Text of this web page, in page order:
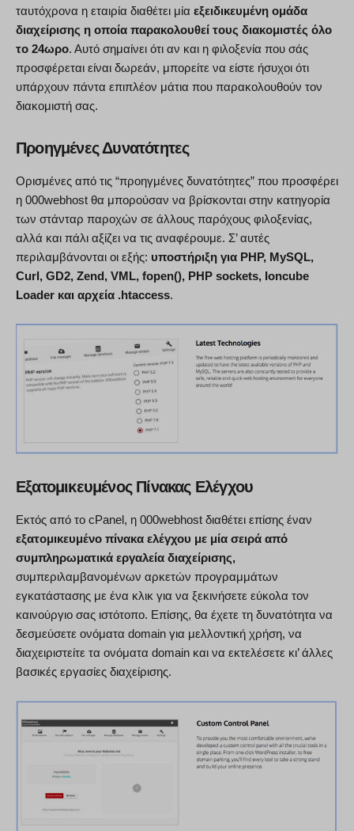
ταυτόχρονα η εταιρία διαθέτει μία εξειδικευμένη ομάδα
διαχείρισης η οποία παρακολουθεί τους διακομιστές όλο
το 24ωρο. Αυτό σημαίνει ότι αν και η φιλοξενία που σάς
προσφέρεται είναι δωρεάν, μπορείτε να είστε ήσυχοι ότι
υπάρχουν πάντα επιπλέον μάτια που παρακολουθούν τον
διακομιστή σας.
Προηγμένες Δυνατότητες
Ορισμένες από τις “προηγμένες δυνατότητες” που προσφέρει
η 000webhost θα μπορούσαν να βρίσκονται στην κατηγορία
των στάνταρ παροχών σε άλλους παρόχους φιλοξενίας,
αλλά και πάλι αξίζει να τις αναφέρουμε. Σ’ αυτές
περιλαμβάνονται οι εξής: υποστήριξη για PHP, MySQL,
Curl, GD2, Zend, VML, fopen(), PHP sockets, Ioncube
Loader και αρχεία .htaccess.
Εξατομικευμένος Πίνακας Ελέγχου
Εκτός από το cPanel, η 000webhost διαθέτει επίσης έναν
εξατομικευμένο πίνακα ελέγχου με μία σειρά από
συμπληρωματικά εργαλεία διαχείρισης,
συμπεριλαμβανομένων αρκετών προγραμμάτων
εγκατάστασης με ένα κλικ για να ξεκινήσετε εύκολα τον
καινούργιο σας ιστότοπο. Επίσης, θα έχετε τη δυνατότητα να
δεσμεύσετε ονόματα domain για μελλοντική χρήση, να
διαχειριστείτε τα ονόματα domain και να εκτελέσετε κι’ άλλες
βασικές εργασίες διαχείρισης.